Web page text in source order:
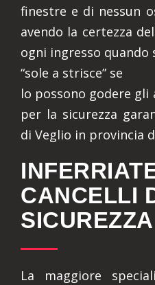
finestre e di nessun
avendo la certezza
ogni ingresso quando
“sole a strisce” se
lo possono godere gli
per la sicurezza
di Veglio in provincia
CANCELLI
SICUREZZA
La maggiore